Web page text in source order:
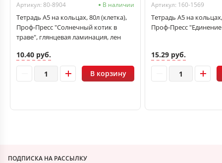
Артикул: 80-8904 В наличии
Тетрадь А5 на кольцах, 80л (клетка),
Проф-Пресс "Солнечный котик в
траве", глянцевая ламинация, лен
10.40 руб.
В корзину
Артикул: 160-1569
Тетрадь А5 на
Проф-Пресс
15.29 руб.
ПОДПИСКА НА РАССЫЛКУ